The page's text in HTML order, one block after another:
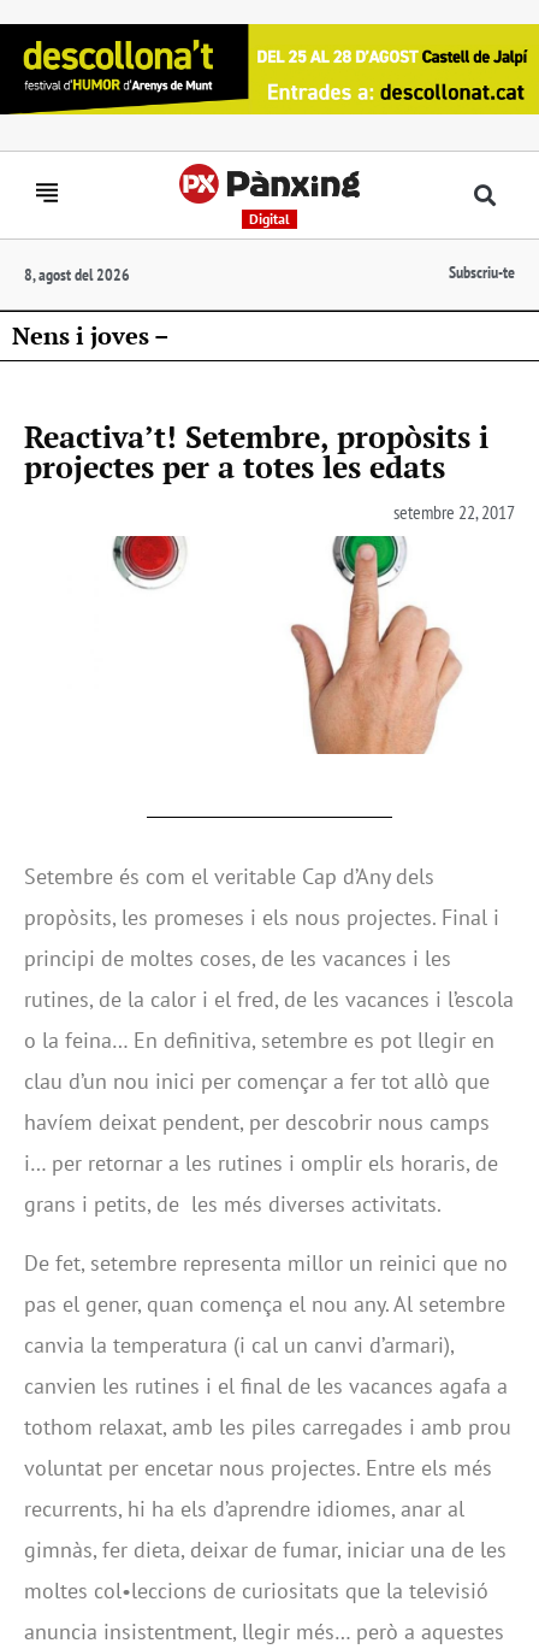
Digital
8, agost del 2026 Subscriu-te
Nens i joves –
Reactiva’t! Setembre, propòsits i
projectes per a totes les edats
setembre 22, 2017
Setembre és com el veritable Cap d’Any dels
propòsits, les promeses i els nous projectes. Final i
principi de moltes coses, de les vacances i les
rutines, de la calor i el fred, de les vacances i l’escola
o la feina… En definitiva, setembre es pot llegir en
clau d’un nou inici per començar a fer tot allò que
havíem deixat pendent, per descobrir nous camps
i… per retornar a les rutines i omplir els horaris, de
grans i petits, de les més diverses activitats.
De fet, setembre representa millor un reinici que no
pas el gener, quan comença el nou any. Al setembre
canvia la temperatura (i cal un canvi d’armari),
canvien les rutines i el final de les vacances agafa a
tothom relaxat, amb les piles carregades i amb prou
voluntat per encetar nous projectes. Entre els més
recurrents, hi ha els d’aprendre idiomes, anar al
gimnàs, fer dieta, deixar de fumar, iniciar una de les
moltes col•leccions de curiositats que la televisió
anuncia insistentment, llegir més… però a aquestes